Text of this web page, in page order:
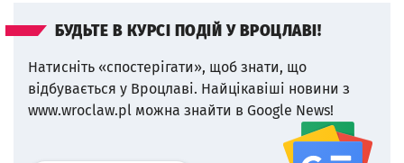
БУДЬТЕ В КУРСІ ПОДІЙ У ВРОЦЛАВІ!
Натисніть «спостерігати», щоб знати, що
відбувається у Вроцлаві. Найцікавіші новини з
www.wroclaw.pl можна знайти в Google News!